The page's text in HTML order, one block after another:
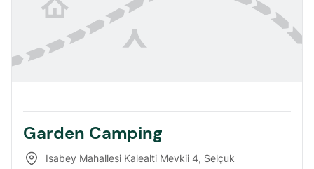
Garden Camping
Isabey Mahallesi Kalealti Mevkii 4, Selçuk